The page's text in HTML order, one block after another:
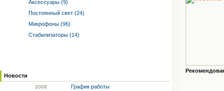
Аксессуары (9)
Постоянный свет (24)
Микрофоны (96)
Стабилизаторы (14)
Новости
2008 График работы